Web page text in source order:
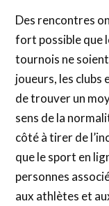
Des rencontres
fort possible que
tournois ne
joueurs, les clubs
de trouver un
sens de la
côté à tirer de
que le sport en
personnes
aux athlètes et